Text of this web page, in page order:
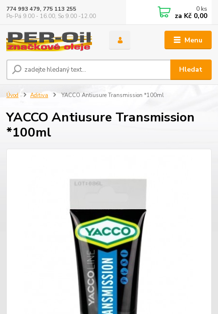
Menu
Hledat
774 993 479, 775 113 255
Po-Pá 9.00 - 16.00, So 9.00 -12.00
0 ks
za Kč 0,00
Úvod Aditiva YACCO Antiusure Transmission *100ml
YACCO Antiusure Transmission
*100ml